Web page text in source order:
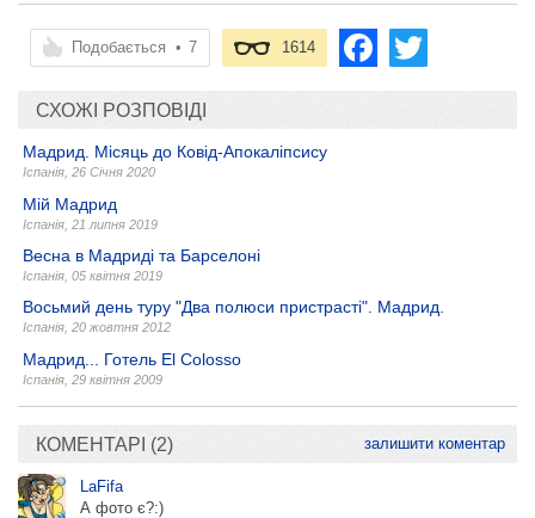
Подобається • 7 1614
СХОЖІ РОЗПОВІДІ
Мадрид. Місяць до Ковід-Апокаліпсису
Іспанія 26 Січня 2020
Мій Мадрид
Іспанія 21 липня 2019
Весна в Мадриді та Барселоні
Іспанія 05 квітня 2019
Восьмий день туру "Два полюси пристрасті". Мадрид.
Іспанія 20 жовтня 2012
Мадрид... Готель El Colosso
Іспанія 29 квітня 2009
КОМЕНТАРІ (2) залишити коментар
LaFifa
А фото є?:)